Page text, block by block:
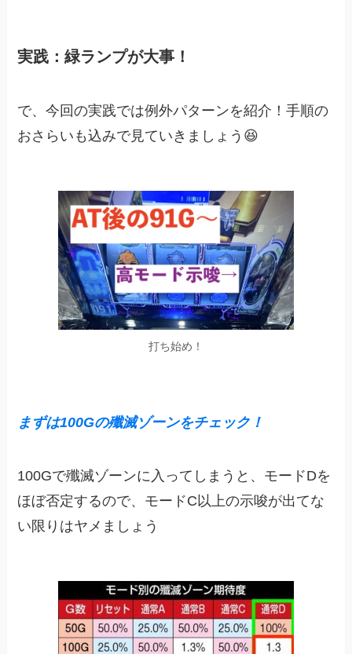
実践：緑ランプが大事！
で、今回の実践では例外パターンを紹介！手順の
おさらいも込みで見ていきましょう😆
打ち始め！
まずは100Gの殲滅ゾーンをチェック！
100Gで殲滅ゾーンに入ってしまうと、モードDを
ほぼ否定するので、モードC以上の示唆が出てな
い限りはヤメましょう